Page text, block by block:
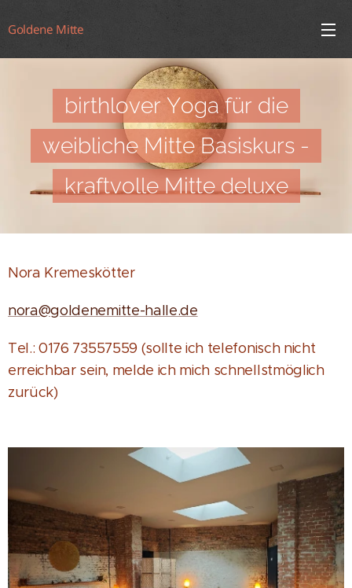
Goldene Mitte
birthlover Yoga für die
weibliche Mitte Basiskurs -
kraftvolle Mitte deluxe
Nora Kremeskötter
nora@goldenemitte-halle.de
Tel.: 0176 73557559 (sollte ich telefonisch nicht
erreichbar sein, melde ich mich schnellstmöglich
zurück)